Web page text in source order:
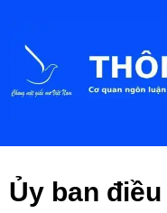
Ủy ban